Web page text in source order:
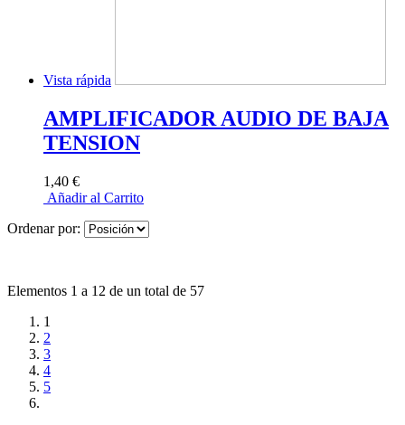
Vista rápida
AMPLIFICADOR AUDIO DE BAJA
TENSION
1,40 €
Añadir al Carrito
Ordenar por:
Elementos 1 a 12 de un total de 57
1
2
3
4
5